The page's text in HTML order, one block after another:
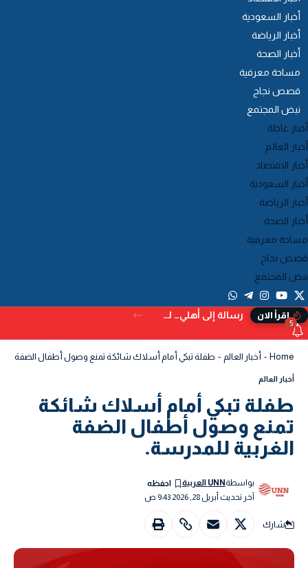
أخبار السعودية
أخبار الرياضة
أخبار الصحة
مساحة معرفية
قصص نجاح
نبض المجتمع
عاجلة
العالم
الاقتصاد
السعودية
الرياضة
الصحة
معرفية
نجاح
المجتمع
إقرأ الان رسالة إلى أهلي… لم تُكتب في الدنيا
5
Home أخبار العالم طفلة تبكي أمام أسلاك شائكة تمنع وصول أطفال الضفة
أخبار العالم
طفلة تبكي أمام أسلاك شائكة
تمنع وصول أطفال الضفة
الغربية للمدرسة.
آخر تحديث أبريل 28, 2026 9:43 ص
بواسطةUNN العربية
شارك